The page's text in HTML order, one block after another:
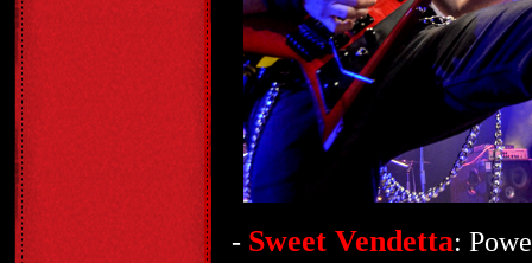
- Sweet Vendetta: